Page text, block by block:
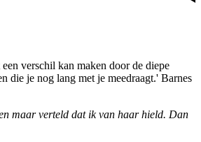
verschil kan maken door de diepe
die je nog lang met je meedraagt.' Barnes
maar verteld dat ik van haar hield. Dan